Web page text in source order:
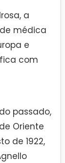
a
médica
e
com
passado,
Oriente
de 1922,